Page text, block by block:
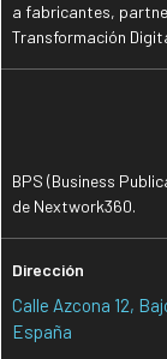
a fabricantes,
Transformación
BPS (Business
de Nextwork360.
Dirección
Calle Azcona 12,
España